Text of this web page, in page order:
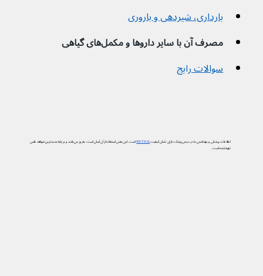
بارداری، شیردهی و باروری
مصرف آن با سایر داروها و مکمل‌های گیاهی
سوالات رایج
اطلاعات پزشکی و بهداشتی ما در دیجی‌پزشک دارای نشان کیفیتPIF TICKاست. این یعنی استفاده از آن آسان است، به‌روز می‌باشد و بر پایه جدیدترین شواهد علمی
تهیه شده است.